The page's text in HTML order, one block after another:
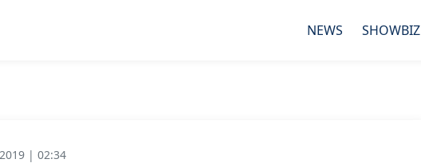
NEWS SHOWBIZ
| 02:34